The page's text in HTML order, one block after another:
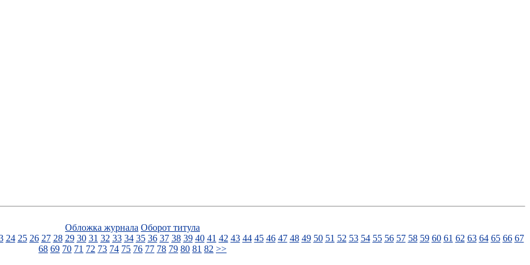
Обложка журнала Оборот титула
24 25 26 27 28 29 30 31 32 33 34 35 36 37 38 39 40 41 42 43 44 45 46 47 48 49 50 51 52 53 54 55 56 57 58 59 60 61 62 63 64 65 66 67
68 69 70 71 72 73 74 75 76 77 78 79 80 81 82 >>